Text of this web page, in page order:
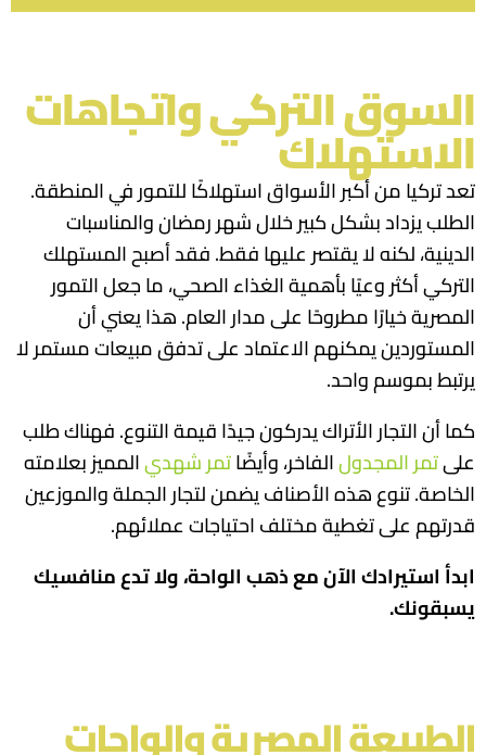
السوق التركي واتجاهات
الاستهلاك
تعد تركيا من أكبر الأسواق استهلاكًا للتمور في المنطقة.
الطلب يزداد بشكل كبير خلال شهر رمضان والمناسبات
الدينية، لكنه لا يقتصر عليها فقط. فقد أصبح المستهلك
التركي أكثر وعيًا بأهمية الغذاء الصحي، ما جعل التمور
المصرية خيارًا مطروحًا على مدار العام. هذا يعني أن
المستوردين يمكنهم الاعتماد على تدفق مبيعات مستمر لا
يرتبط بموسم واحد.
كما أن التجار الأتراك يدركون جيدًا قيمة التنوع. فهناك طلب
علىتمر المجدولالفاخر، وأيضًاتمر شهديالمميز بعلامته
الخاصة. تنوع هذه الأصناف يضمن لتجار الجملة والموزعين
قدرتهم على تغطية مختلف احتياجات عملائهم.
ابدأ استيرادك الآن مع ذهب الواحة، ولا تدع منافسيك
يسبقونك.
الطبيعة المصرية والواحات